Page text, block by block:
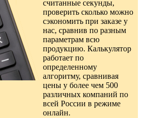
считанные секунды,
проверить сколько можно
сэкономить при заказе у
нас, сравнив по разным
параметрам всю
продукцию. Калькулятор
работает по
определенному
алгоритму, сравнивая
цены у более чем 500
различных компаний по
всей России в режиме
онлайн.